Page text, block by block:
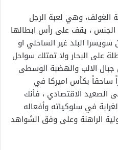
وهي لعبة الرجل
الجنس ، يقف على رأس ابطالها
البلد غير الساحلي او
على البحار ولا تمتلك سواحل
جبال الالب والهضبة الوسطى
ساحقاً بكأس اميركا في
الصعيد الاقتصادي ، فأنك
في سلوكياته وأفعاله
الراهنة وعلى وفق الشواهد